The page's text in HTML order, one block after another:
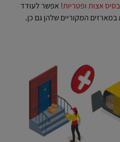
אצות ופטריות! אפשר לעודד
המקוריים שלהן גם כן.